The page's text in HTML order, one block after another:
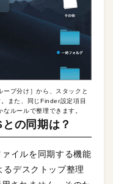
ープ分け］から、スタックと
また、同じFinder設定項目
ルールで整理できます。
の同期は？
イルを同期する機能
デスクトップ整理